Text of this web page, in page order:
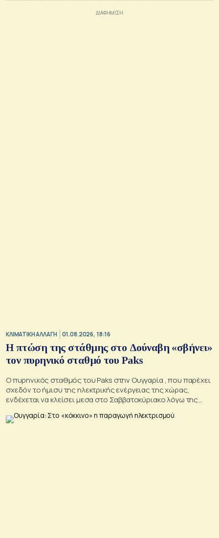
ΚΛΙΜΑΤΙΚΗ ΑΛΛΑΓΗ 01.08.2026, 18:16
Η πτώση της στάθμης στο Δούναβη «σβήνει»
τον πυρηνικό σταθμό του Paks
Ο πυρηνικός σταθμός του Paks στην Ουγγαρία , που παρέχει
σχεδόν το ήμισυ της ηλεκτρικής ενέργειας της χώρας,
ενδέχεται να κλείσει μεσα στο Σαββατοκύριακο λόγω της